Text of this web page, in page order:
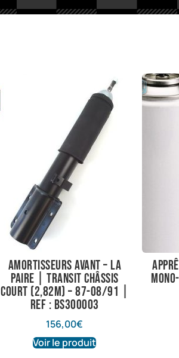
Amortisseurs avant – La
paire | Transit châssis
court (2,82m) – 87-08/91 |
Ref : BS300003
156,00€
Voir le produit